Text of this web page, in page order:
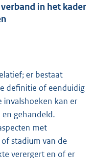
in het kader
er bestaat
definitie of eenduidig
invalshoeken kan er
gehandeld.
met
stadium van de
verergert en of er